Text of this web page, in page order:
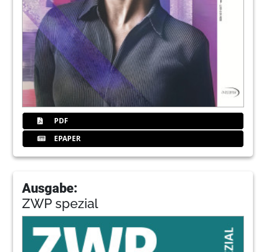
PDF
EPAPER
Ausgabe:
ZWP spezial